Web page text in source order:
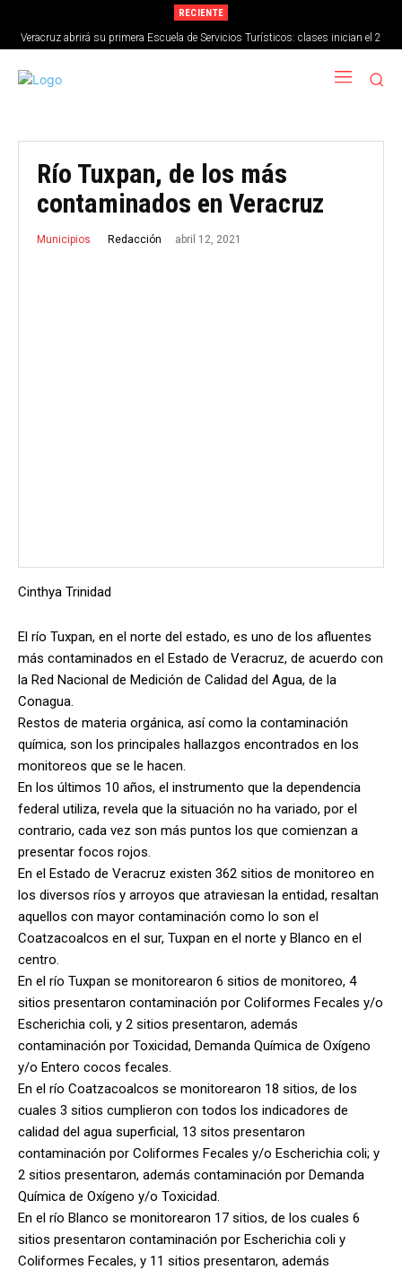
RECIENTE
Veracruz abrirá su primera Escuela de Servicios Turísticos: clases inician el 2
de septiembre
Río Tuxpan, de los más
contaminados en Veracruz
Municipios Redacción abril 12, 2021
Cinthya Trinidad
El río Tuxpan, en el norte del estado, es uno de los afluentes
más contaminados en el Estado de Veracruz, de acuerdo con
la Red Nacional de Medición de Calidad del Agua, de la
Conagua.
Restos de materia orgánica, así como la contaminación
química, son los principales hallazgos encontrados en los
monitoreos que se le hacen.
En los últimos 10 años, el instrumento que la dependencia
federal utiliza, revela que la situación no ha variado, por el
contrario, cada vez son más puntos los que comienzan a
presentar focos rojos.
En el Estado de Veracruz existen 362 sitios de monitoreo en
los diversos ríos y arroyos que atraviesan la entidad, resaltan
aquellos con mayor contaminación como lo son el
Coatzacoalcos en el sur, Tuxpan en el norte y Blanco en el
centro.
En el río Tuxpan se monitorearon 6 sitios de monitoreo, 4
sitios presentaron contaminación por Coliformes Fecales y/o
Escherichia coli, y 2 sitios presentaron, además
contaminación por Toxicidad, Demanda Química de Oxígeno
y/o Entero cocos fecales.
En el río Coatzacoalcos se monitorearon 18 sitios, de los
cuales 3 sitios cumplieron con todos los indicadores de
calidad del agua superficial, 13 sitos presentaron
contaminación por Coliformes Fecales y/o Escherichia coli; y
2 sitios presentaron, además contaminación por Demanda
Química de Oxígeno y/o Toxicidad.
En el río Blanco se monitorearon 17 sitios, de los cuales 6
sitios presentaron contaminación por Escherichia coli y
Coliformes Fecales, y 11 sitios presentaron, además